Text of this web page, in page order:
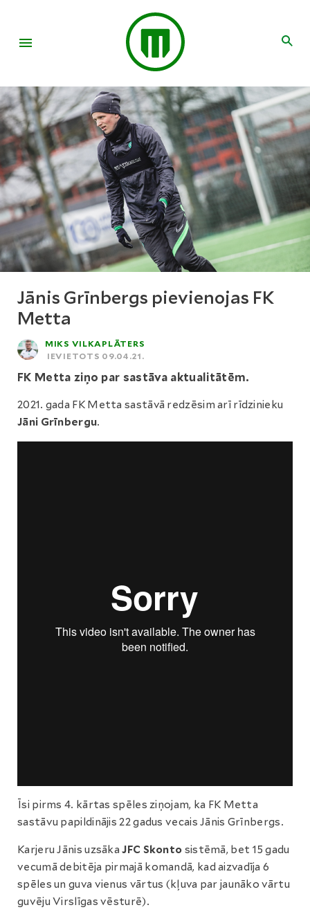
Jānis Grīnbergs pievienojas FK
Metta
MIKS VILKAPLĀTERS
IEVIETOTS 09.04.21.
FK Metta ziņo par sastāva aktualitātēm.
2021. gada FK Metta sastāvā redzēsim arī rīdzinieku
Jāni Grīnbergu.
Īsi pirms 4. kārtas spēles ziņojam, ka FK Metta
sastāvu papildinājis 22 gadus vecais Jānis Grīnbergs.
Karjeru Jānis uzsākaJFC Skonto sistēmā, bet 15 gadu
vecumā debitēja pirmajā komandā, kad aizvadīja 6
spēles un guva vienus vārtus (kļuva par jaunāko vārtu
guvēju Virslīgas vēsturē).